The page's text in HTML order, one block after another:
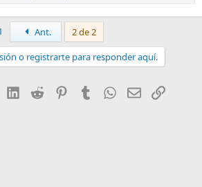
toca domarlo y a afotar]
PrimeroAnt.
2 de 2
o registrarte para responder aquí.
X (Twitter)
LinkedIn
Reddit PinterestTumblr WhatsApp
EmailEnlace